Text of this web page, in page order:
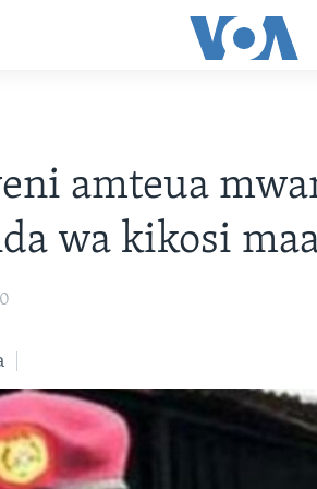
amteua
wa kikosi